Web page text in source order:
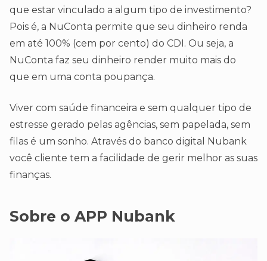
que estar vinculado a algum tipo de investimento?
Pois é, a NuConta permite que seu dinheiro renda
em até 100% (cem por cento) do CDI. Ou seja, a
NuConta faz seu dinheiro render muito mais do
que em uma conta poupança.
Viver com saúde financeira e sem qualquer tipo de
estresse gerado pelas agências, sem papelada, sem
filas é um sonho. Através do banco digital Nubank
você cliente tem a facilidade de gerir melhor as suas
finanças.
Sobre o APP Nubank